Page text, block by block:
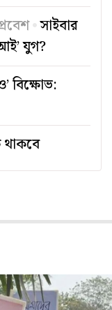
সাইবার
যুগ?
বিক্ষোভ:
থাকবে